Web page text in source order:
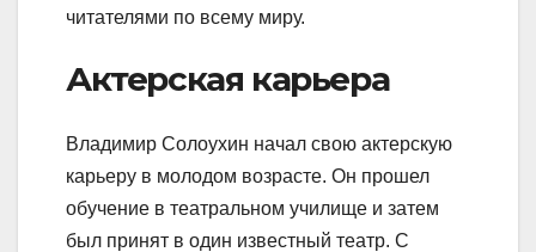
читателями по всему миру.
Актерская карьера
Владимир Солоухин начал свою актерскую
карьеру в молодом возрасте. Он прошел
обучение в театральном училище и затем
был принят в один известный театр. С